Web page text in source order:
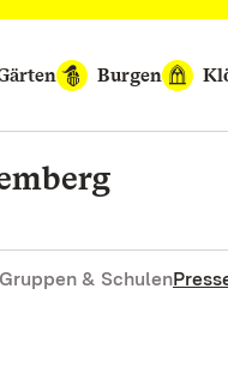
Burgen
Gruppen & Schulen